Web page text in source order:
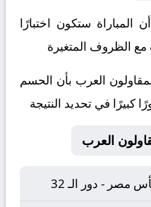
ستكون اختبارًا
مع الظروف المتغيرة
العرب بأن الحسم
كبيرًا في تحديد النتيجة
مصر - دور الـ 32